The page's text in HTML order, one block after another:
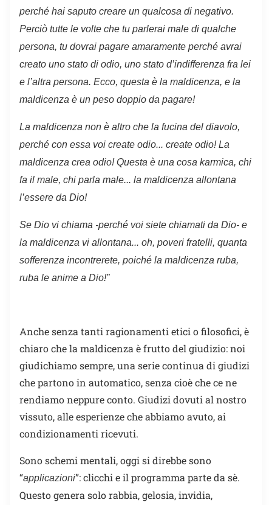
perché hai saputo creare un qualcosa di negativo.
Perciò tutte le volte che tu parlerai male di qualche
persona, tu dovrai pagare amaramente perché avrai
creato uno stato di odio, uno stato d’indifferenza fra lei
e l’altra persona. Ecco, questa è la maldicenza, e la
maldicenza è un peso doppio da pagare!
La maldicenza non è altro che la fucina del diavolo,
perché con essa voi create odio... create odio! La
maldicenza crea odio!Questa è una cosa karmica, chi
fa il male, chi parla male... la maldicenza allontana
l’essere da Dio!
Se Dio vi chiama -perché voi siete chiamati da Dio- e
la maldicenza vi allontana... oh, poveri fratelli, quanta
sofferenza incontrerete, poiché la maldicenza ruba,
ruba le anime a Dio!”
Anche senza tanti ragionamenti etici o filosofici, è
chiaro che la maldicenza è frutto del giudizio: noi
giudichiamo sempre, una serie continua di giudizi
che partono in automatico, senza cioè che ce ne
rendiamo neppure conto. Giudizi dovuti al nostro
vissuto, alle esperienze che abbiamo avuto, ai
condizionamenti ricevuti.
Sono schemi mentali, oggi si direbbe sono
“applicazioni”: clicchi e il programma parte da sè.
Questo genera solo rabbia, gelosia, invidia,